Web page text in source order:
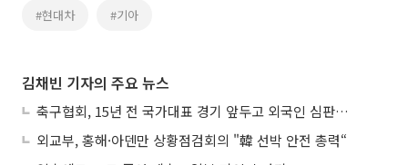
#현대차 #기아
김채빈 기자의 주요 뉴스
축구협회, 15년 전 국가대표 경기 앞두고 외국인 심판에 ‘성접대’
외교부, 홍해·아덴만 상황점검회의 "韓 선박 안전 총력“